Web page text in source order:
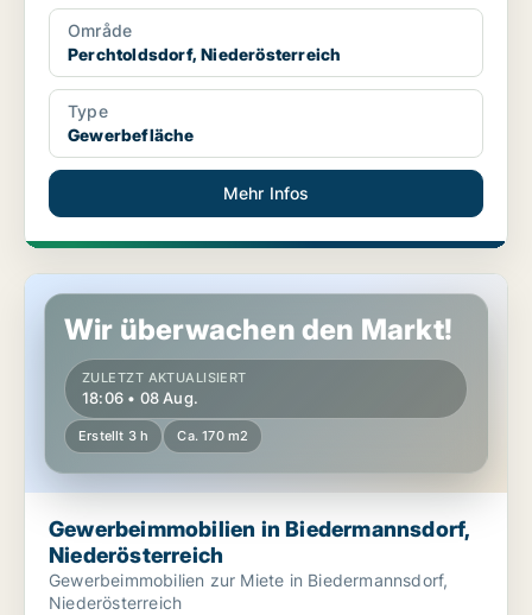
Område
Perchtoldsdorf, Niederösterreich
Type
Gewerbefläche
Mehr Infos
Gewerbeimmobilien in Biedermannsdorf, Niederösterreich
Wir überwachen den Markt!
ZULETZT AKTUALISIERT
18:06 • 08 Aug.
Erstellt 3 h Ca. 170 m2
Gewerbeimmobilien in Biedermannsdorf,
Niederösterreich
Gewerbeimmobilien zur Miete in Biedermannsdorf,
Niederösterreich